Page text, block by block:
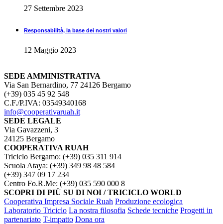
27 Settembre 2023
Responsabilità, la base dei nostri valori
12 Maggio 2023
SEDE AMMINISTRATIVA
Via San Bernardino, 77 24126 Bergamo
(+39) 035 45 92 548
C.F./P.IVA: 03549340168
info@cooperativaruah.it
SEDE LEGALE
Via Gavazzeni, 3
24125 Bergamo
COOPERATIVA RUAH
Triciclo Bergamo: (+39) 035 311 914
Scuola Ataya: (+39) 349 98 48 584
(+39) 347 09 17 234
Centro Fo.R.Me: (+39) 035 590 000 8
SCOPRI DI PIÙ SU DI NOI / TRICICLO WORLD
Cooperativa Impresa Sociale Ruah Produzione ecologica
Laboratorio Triciclo La nostra filosofia Schede tecniche Progetti in
partenariato T-impatto Dona ora